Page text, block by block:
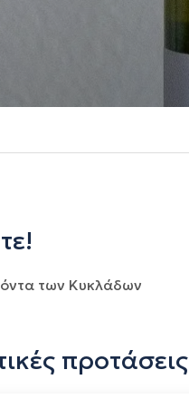
των Κυκλάδων
προτάσεις